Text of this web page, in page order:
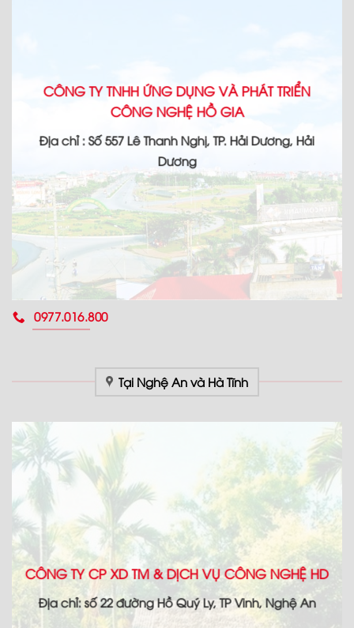
CÔNG TY TNHH ỨNG DỤNG VÀ PHÁT TRIỂN
CÔNG NGHỆ HỒ GIA
Địa chỉ : Số 557 Lê Thanh Nghị, TP. Hải Dương, Hải
Dương
0977.016.800
Tại Nghệ An và Hà Tĩnh
CÔNG TY CP XD TM & DỊCH VỤ CÔNG NGHỆ HD
Địa chỉ: số 22 đường Hồ Quý Ly, TP Vinh, Nghệ An